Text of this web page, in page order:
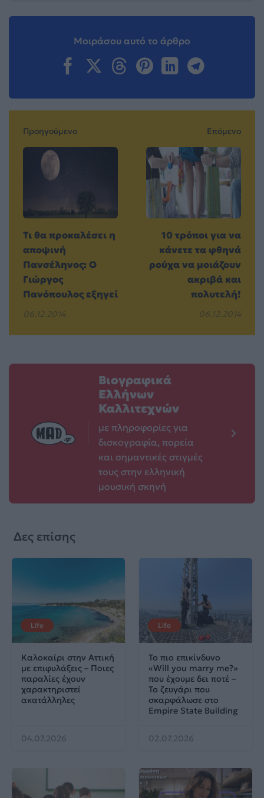
Μοιράσου αυτό το άρθρο
Προηγούμενο
Tι θα προκαλέσει η
αποψινή
Πανσέληνος: Ο
Γιώργος
Πανόπουλος εξηγεί
06.12.2014
Επόμενο
10 τρόποι για να
κάνετε τα φθηνά
ρούχα να μοιάζουν
ακριβά και
πολυτελή!
06.12.2014
Βιογραφικά
Ελλήνων
Καλλιτεχνών
με πληροφορίες για
δισκογραφία, πορεία
και σημαντικές στιγμές
τους στην ελληνική
μουσική σκηνή
Δες επίσης
Life
Καλοκαίρι στην Αττική
με επιφυλάξεις – Ποιες
παραλίες έχουν
χαρακτηριστεί
ακατάλληλες
04.07.2026
Life
Το πιο επικίνδυνο
«Will you marry me?»
που έχουμε δει ποτέ –
Το ζευγάρι που
σκαρφάλωσε στο
Empire State Building
02.07.2026